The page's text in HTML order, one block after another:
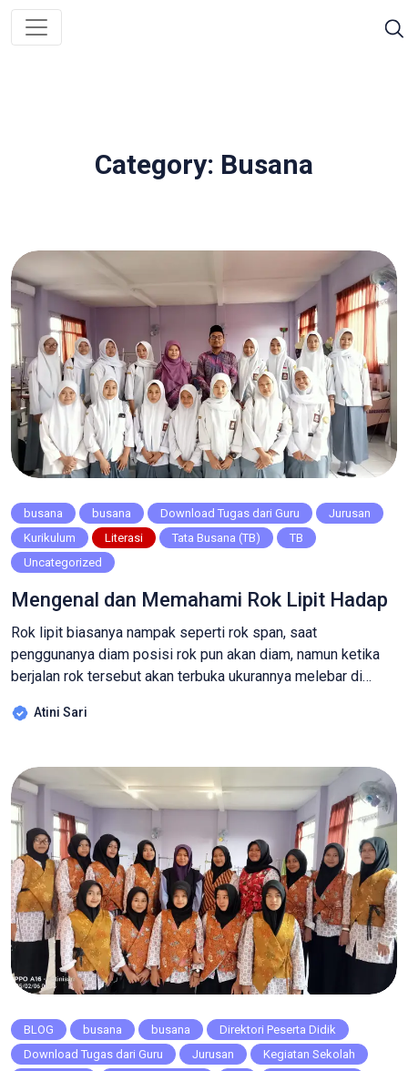
Category: Busana
busana busana Download Tugas dari Guru
Jurusan
Kurikulum
Literasi Tata Busana (TB)
TB
Uncategorized
Mengenal dan Memahami Rok Lipit Hadap
Rok lipit biasanya nampak seperti rok span, saat
penggunanya diam posisi rok pun akan diam, namun ketika
berjalan rok tersebut akan terbuka ukurannya melebar di
dan akan memberikan keleluasaan saat berjalan bagi
akan menyulitkan penggunanya saat berjalan. Untuk pola […]
Atini Sari
BLOG busana busana
Direktori Peserta Didik
Download Tugas dari Guru
Jurusan
Kegiatan Sekolah